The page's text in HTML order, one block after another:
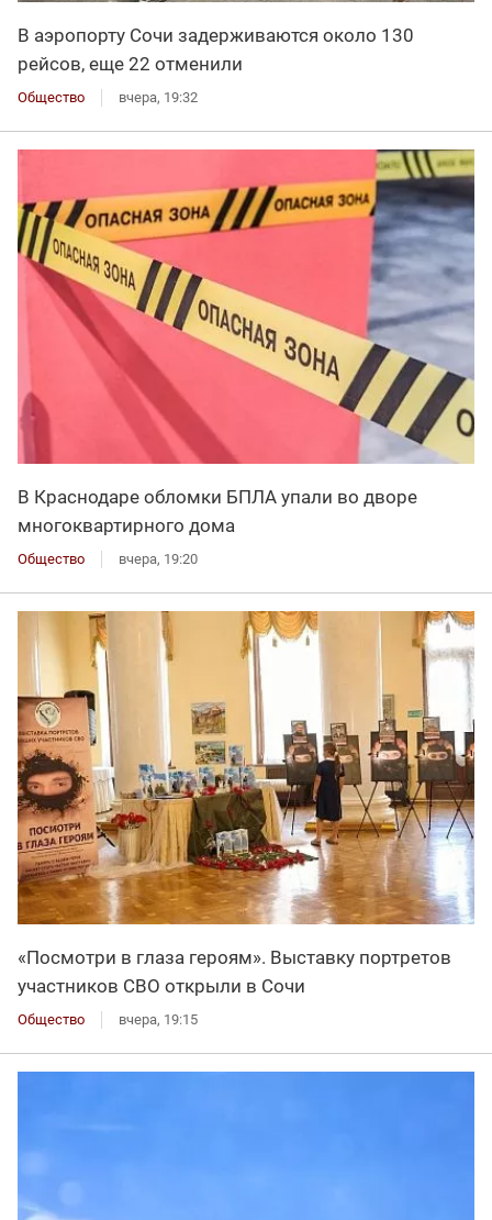
В аэропорту Сочи задерживаются около 130
рейсов, еще 22 отменили
Общество вчера, 19:32
В Краснодаре обломки БПЛА упали во дворе
многоквартирного дома
Общество вчера, 19:20
«Посмотри в глаза героям». Выставку портретов
участников СВО открыли в Сочи
Общество вчера, 19:15